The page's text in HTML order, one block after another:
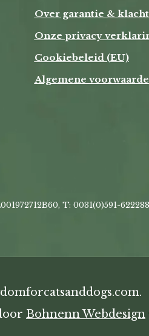
Over garantie &
Onze privacy
Cookiebeleid (EU)
Algemene
T: 0031(0)591-
Bohnenn Webdesign